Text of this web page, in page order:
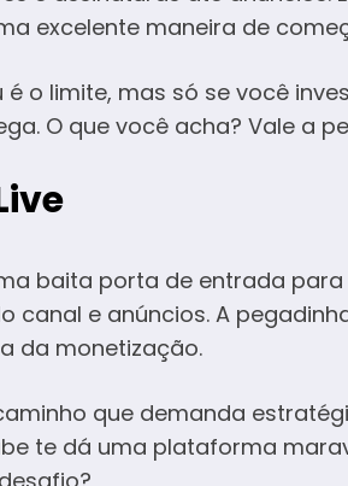
excelente maneira de
é o limite, mas só se você
O que você acha? Vale a
baita porta de entrada
canal e anúncios. A
da monetização.
que demanda
te dá uma plataforma